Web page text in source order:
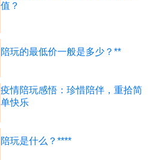
值？
陪玩的最低价一般是多少？**
疫情陪玩感悟：珍惜陪伴，重拾简
单快乐
陪玩是什么？****